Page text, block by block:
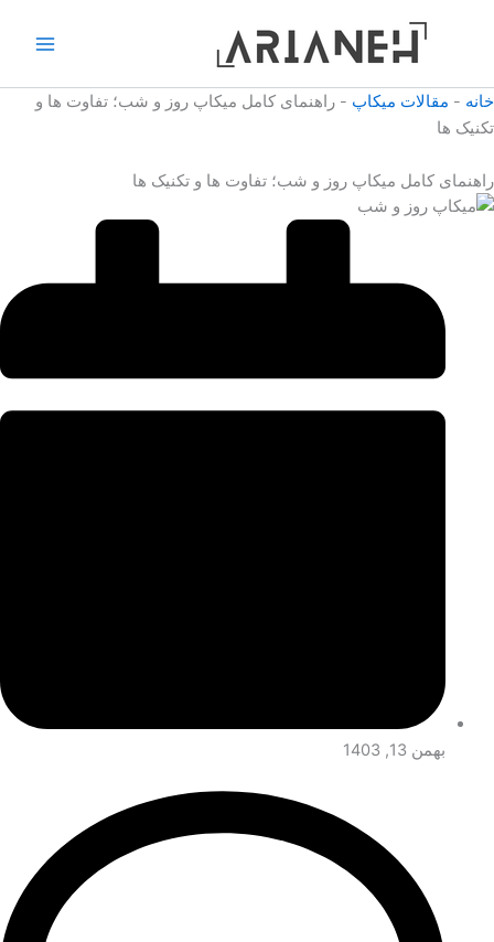
خانه - مقالات میکاپ - راهنمای کامل میکاپ روز و شب؛ تفاوت ها و
تکنیک ها
راهنمای کامل میکاپ روز و شب؛ تفاوت ها و تکنیک ها
بهمن 13, 1403